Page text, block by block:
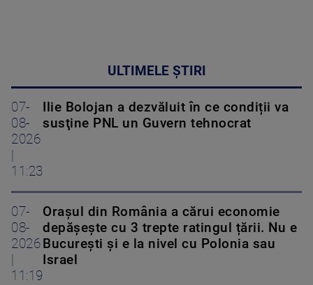
ULTIMELE ȘTIRI
07-
08-
2026
11:23
Ilie Bolojan a dezvăluit în ce condiții va
susţine PNL un Guvern tehnocrat
07-
08-
2026
11:19
Orașul din România a cărui economie
depășește cu 3 trepte ratingul țării. Nu e
București și e la nivel cu Polonia sau
Israel